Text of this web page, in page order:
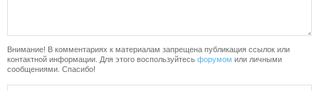
Внимание! В комментариях к материалам запрещена публикация ссылок или
контактной информации. Для этого воспользуйтесь форумом или личными
сообщениями. Спасибо!